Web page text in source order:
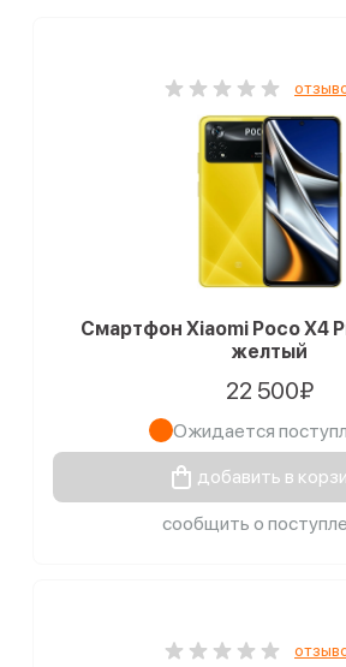
Смартфон Xiaomi Poco X4
желтый
22 500₽
Ожидается
добавить в
сообщить о